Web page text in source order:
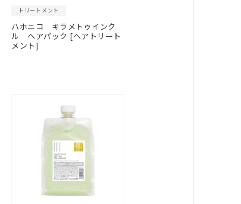
トリートメント
ハホニコ キラメトゥインク
ル ヘアパック [ヘアトリート
メント]